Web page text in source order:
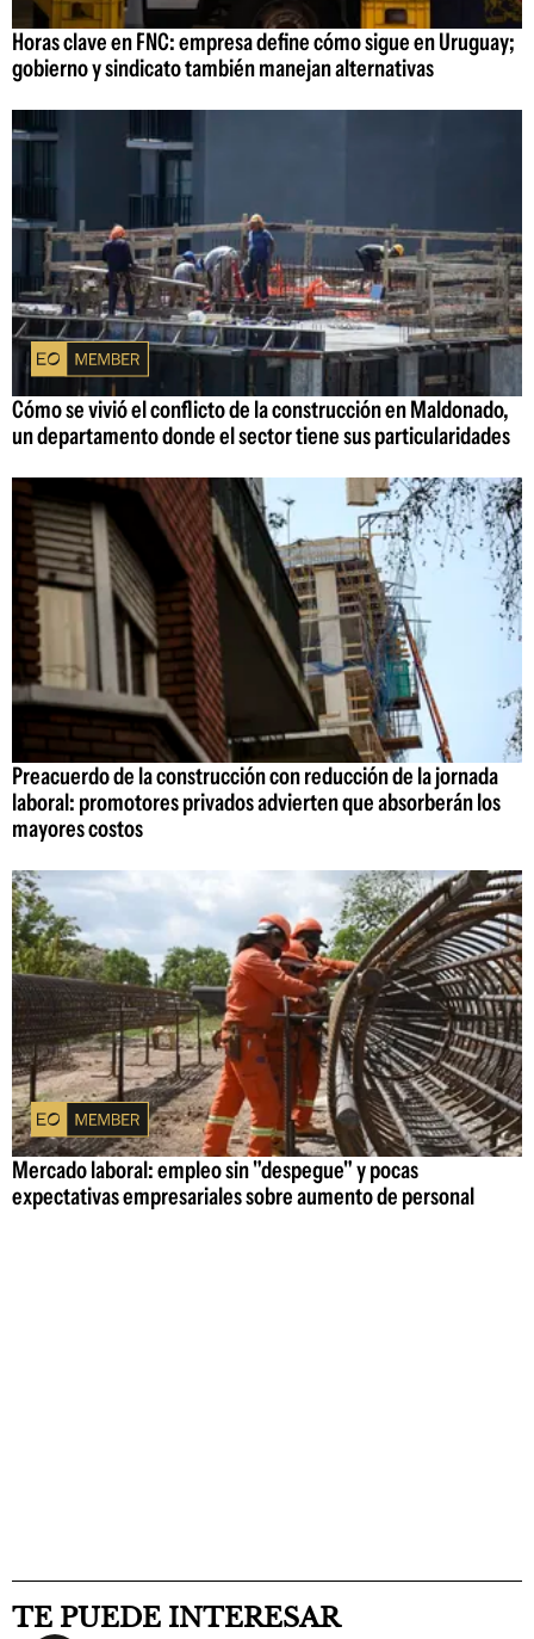
Horas clave en FNC: empresa define cómo sigue en Uruguay;
gobierno y sindicato también manejan alternativas
Cómo se vivió el conflicto de la construcción en Maldonado,
un departamento donde el sector tiene sus particularidades
Preacuerdo de la construcción con reducción de la jornada
laboral: promotores privados advierten que absorberán los
mayores costos
Mercado laboral: empleo sin "despegue" y pocas
expectativas empresariales sobre aumento de personal
TE PUEDE INTERESAR